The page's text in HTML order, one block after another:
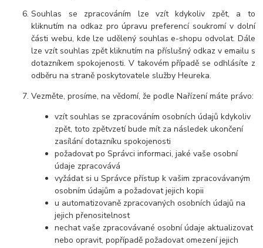
Souhlas se zpracováním lze vzít kdykoliv zpět, a to
kliknutím na odkaz pro úpravu preferencí soukromí v dolní
části webu, kde lze udělený souhlas e-shopu odvolat. Dále
lze vzít souhlas zpět kliknutím na příslušný odkaz v emailu s
dotazníkem spokojenosti. V takovém případě se odhlásíte z
odběru na straně poskytovatele služby Heureka.
Vezměte, prosíme, na vědomí, že podle Nařízení máte právo:
vzít souhlas se zpracováním osobních údajů kdykoliv
zpět, toto zpětvzetí bude mít za následek ukončení
zasílání dotazníku spokojenosti
požadovat po Správci informaci, jaké vaše osobní
údaje zpracovává
vyžádat si u Správce přístup k vašim zpracovávaným
osobním údajům a požadovat jejich kopii
u automatizovaně zpracovaných osobních údajů na
jejich přenositelnost
nechat vaše zpracovávané osobní údaje aktualizovat
nebo opravit, popřípadě požadovat omezení jejich